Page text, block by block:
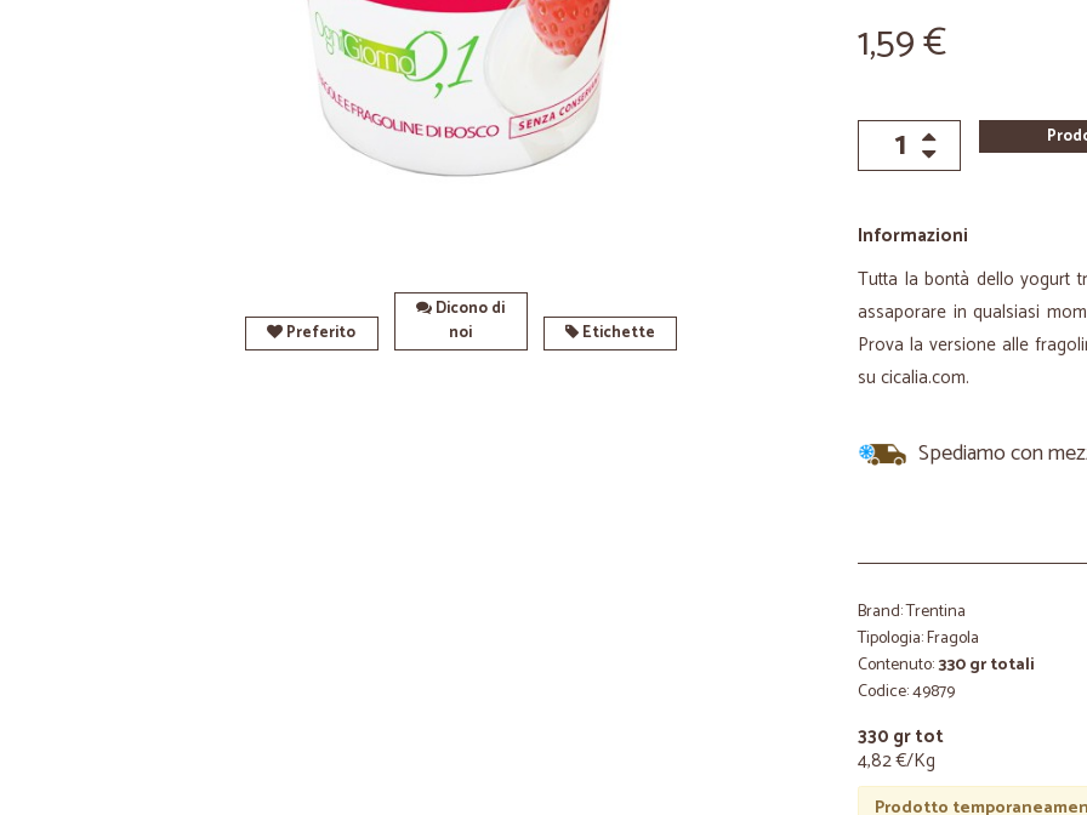
Preferito
Dicono di
noi
Etichette
1,59 €
Informazioni
Tutta la bontà dello yogurt
assaporare in qualsiasi
Prova la versione alle
su cicalia.com.
Spediamo con
Brand: Trentina
Tipologia: Fragola
Contenuto:330 gr totali
Codice: 49879
330 gr tot
4,82 €/Kg
Prodotto